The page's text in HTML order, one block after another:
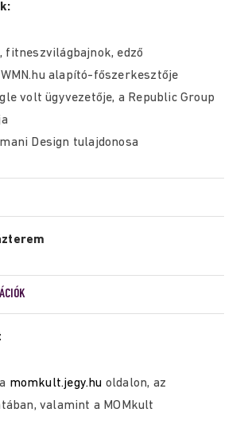
, fitneszvilágbajnok, edző
WMN.hu alapító-főszerkesztője
volt ügyvezetője, a Republic Group
Design tulajdonosa
momkult.jegy.hu oldalon, az
valamint a MOMkult